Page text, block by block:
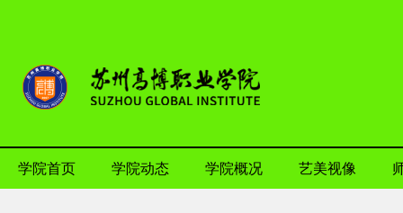
学院首页 学院动态 学院概况 艺美视像